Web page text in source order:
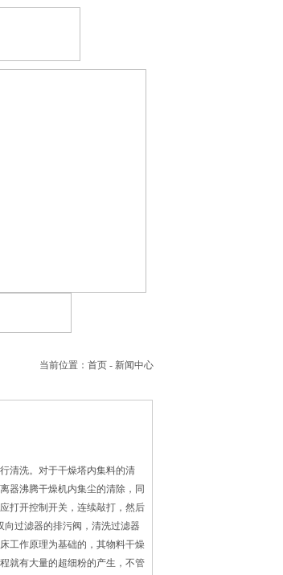
当前位置： 首页- 新闻中心
清洗。对于干燥塔内集料的清
器沸腾干燥机内集尘的清除，同
打开控制开关，连续敲打，然后
过滤器的排污阀，清洗过滤器
工作原理为基础的，其物料干燥
就有大量的超细粉的产生，不管